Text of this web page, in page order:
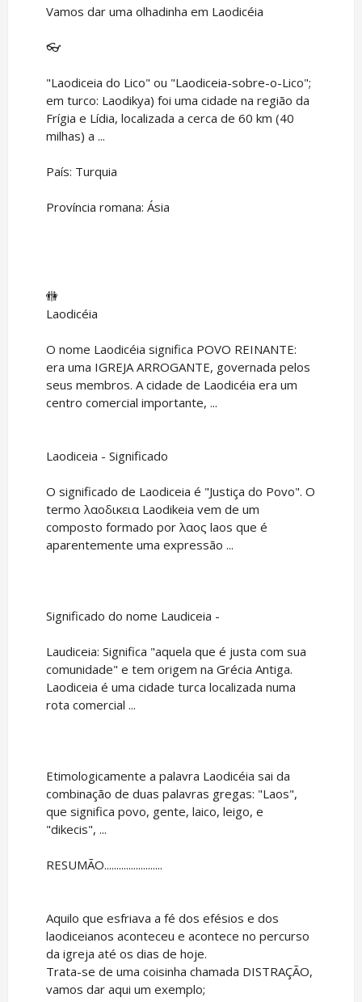
Vamos dar uma olhadinha em Laodicéia
👓
"Laodiceia do Lico" ou "Laodiceia-sobre-o-Lico";
em turco: Laodikya) foi uma cidade na região da
Frígia e Lídia, localizada a cerca de 60 km (40
milhas) a ...
País: Turquia
Província romana: Ásia
🚻
Laodicéia
O nome Laodicéia significa POVO REINANTE:
era uma IGREJA ARROGANTE, governada pelos
seus membros. A cidade de Laodicéia era um
centro comercial importante, ...
Laodiceia - Significado
O significado de Laodiceia é "Justiça do Povo". O
termo λαοδικεια Laodikeia vem de um
composto formado por λαος laos que é
aparentemente uma expressão ...
Significado do nome Laudiceia -
Laudiceia: Significa "aquela que é justa com sua
comunidade" e tem origem na Grécia Antiga.
Laodiceia é uma cidade turca localizada numa
rota comercial ...
Etimologicamente a palavra Laodicéia sai da
combinação de duas palavras gregas: "Laos",
que significa povo, gente, laico, leigo, e
"dikecis", ...
RESUMÃO........................
Aquilo que esfriava a fé dos efésios e dos
laodiceianos aconteceu e acontece no percurso
da igreja até os dias de hoje.
Trata-se de uma coisinha chamada DISTRAÇÃO,
vamos dar aqui um exemplo;